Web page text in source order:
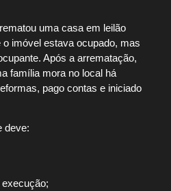
uma casa em leilão
imóvel estava ocupado, mas
Após a arrematação,
família mora no local há
pago contas e iniciado
deve: